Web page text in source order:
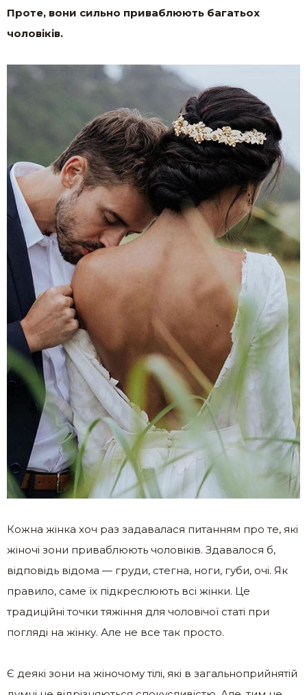
Проте, вони сильно приваблюють багатьох
чоловіків.
Кожна жінка хоч раз задавалася питанням про те, які
жіночі зони приваблюють чоловіків. Здавалося б,
відповідь відома — груди, стегна, ноги, губи, очі. Як
правило, саме їх підкреслюють всі жінки. Це
традиційні точки тяжіння для чоловічої статі при
погляді на жінку. Але не все так просто.
Є деякі зони на жіночому тілі, які в загальноприйнятій